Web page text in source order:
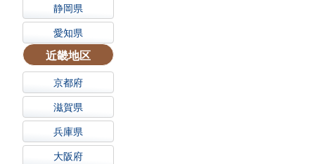
静岡県
愛知県
近畿地区
京都府
滋賀県
兵庫県
大阪府